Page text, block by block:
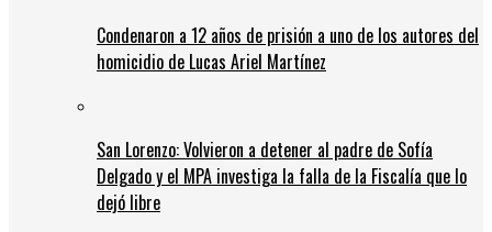
Condenaron a 12 años de prisión a uno de los autores del
homicidio de Lucas Ariel Martínez
San Lorenzo: Volvieron a detener al padre de Sofía
Delgado y el MPA investiga la falla de la Fiscalía que lo
dejó libre